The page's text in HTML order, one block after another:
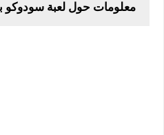
معلومات حول لعبة سودوكو